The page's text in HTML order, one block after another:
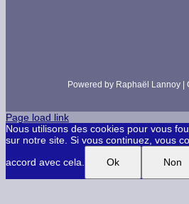
Powered by Raphaël Lannoy |
Page load link
Nous utilisons des cookies pour vous
sur notre site. Si vous continuez, vous
accord avec cela.
Ok Non